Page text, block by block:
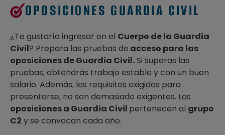
OPOSICIONES GUARDIA CIVIL
¿Te gustaría ingresar en el Cuerpo de la Guardia
Civil? Prepara las pruebas de acceso para las
oposiciones de Guardia Civil.Si superas las
pruebas, obtendrás trabajo estable y con un buen
salario. Además, los requisitos exigidos para
presentarse, no son demasiado exigentes. Las
oposiciones a Guardia Civil pertenecen al grupo
C2 y se convocan cada año.